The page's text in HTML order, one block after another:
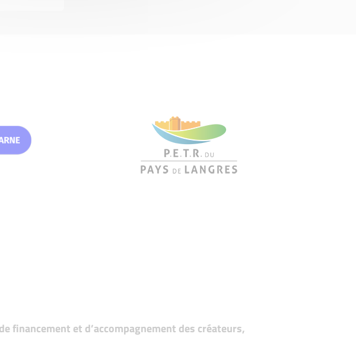
financement et d’accompagnement des créateurs,